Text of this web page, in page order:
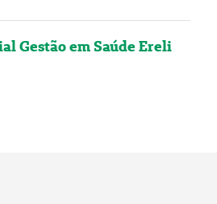
Gestão em Saúde Ereli